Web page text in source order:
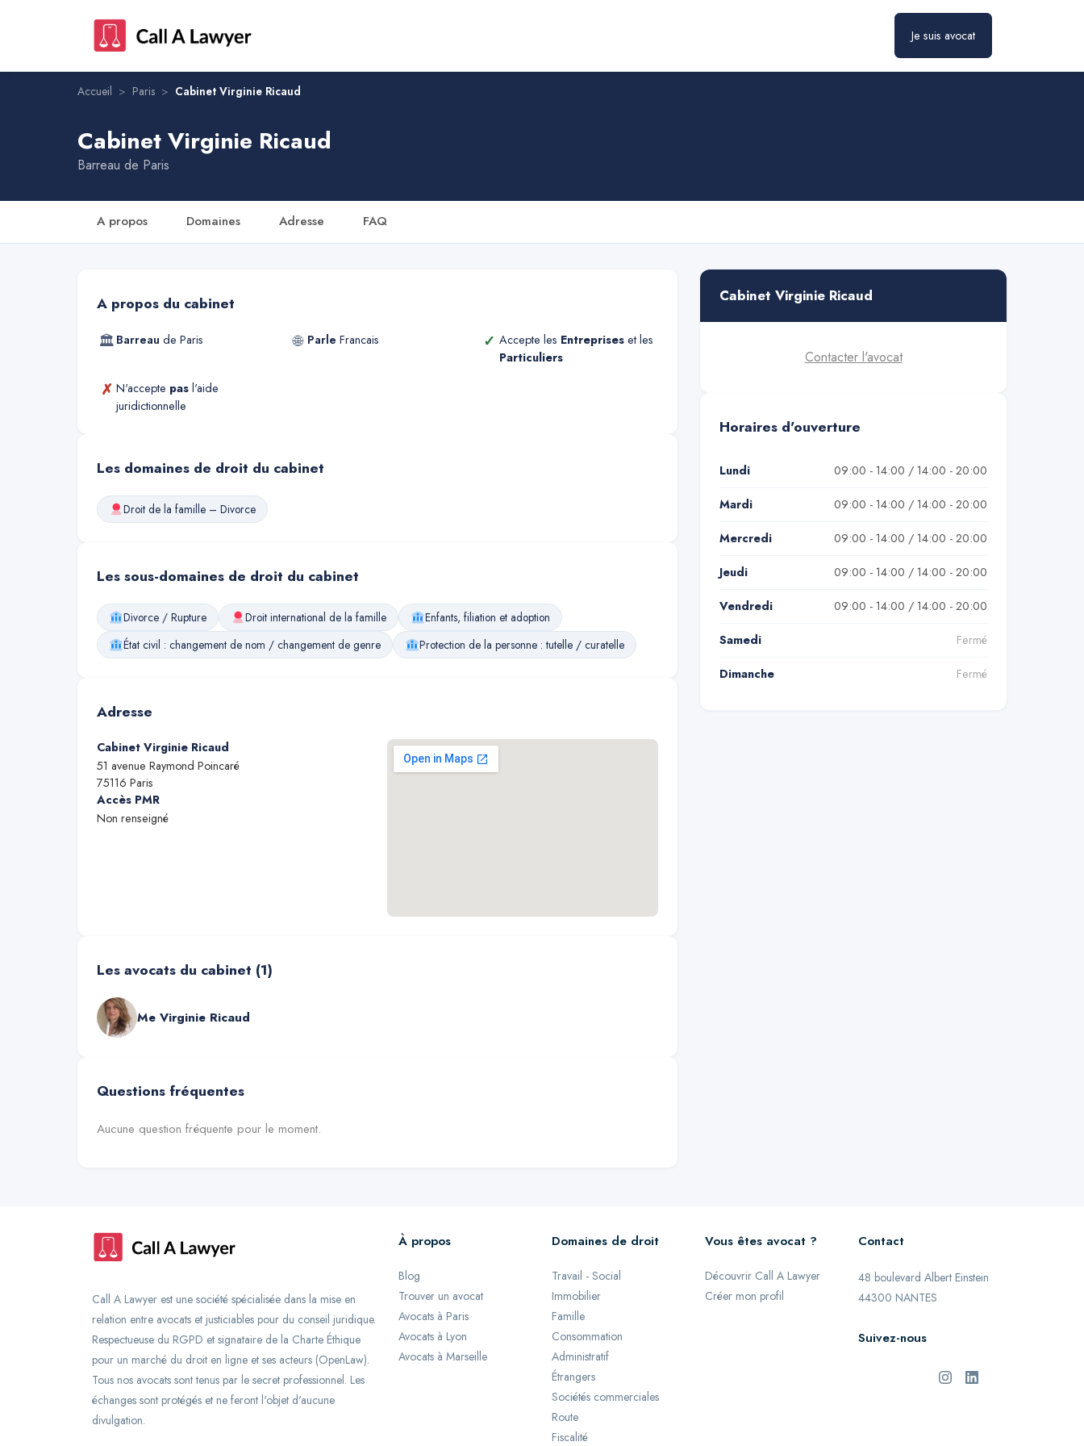
Je suis avocat
Accueil > Paris > Cabinet Virginie Ricaud
Cabinet Virginie Ricaud
Barreau de Paris
A propos Domaines Adresse FAQ
A propos du cabinet
🏛 Barreau de Paris 🌐 Parle Francais ✓ Accepte les Entrepriseset les
Particuliers
✗ N'accepte pas l'aide
juridictionnelle
Les domaines de droit du cabinet
Droit de la famille – Divorce
Les sous-domaines de droit du cabinet
Divorce / Rupture Droit international de la famille
Enfants, filiation et adoption
État civil : changement de nom / changement de genre
Protection de la personne : tutelle / curatelle
Adresse
Cabinet Virginie Ricaud
51 avenue Raymond Poincaré
75116 Paris
Accès PMR
Non renseigné
Les avocats du cabinet (1)
Me Virginie Ricaud
Questions fréquentes
Aucune question fréquente pour le moment.
Cabinet Virginie Ricaud
Contacter l'avocat
Horaires d'ouverture
Lundi 09:00 - 14:00 / 14:00 - 20:00
Mardi 09:00 - 14:00 / 14:00 - 20:00
Mercredi 09:00 - 14:00 / 14:00 - 20:00
Jeudi 09:00 - 14:00 / 14:00 - 20:00
Vendredi 09:00 - 14:00 / 14:00 - 20:00
Samedi Fermé
Dimanche Fermé
Call A Lawyer est une société spécialisée dans la mise en
relation entre avocats et justiciables pour du conseil juridique.
Respectueuse du RGPD et signataire de la Charte Éthique
pour un marché du droit en ligne et ses acteurs (OpenLaw).
Tous nos avocats sont tenus par le secret professionnel. Les
échanges sont protégés et ne feront l'objet d'aucune
divulgation.
À propos
Blog
Trouver un avocat
Avocats à Paris
Avocats à Lyon
Avocats à Marseille
Domaines de droit
Travail - Social
Immobilier
Famille
Consommation
Administratif
Étrangers
Sociétés commerciales
Route
Fiscalité
Vous êtes avocat ?
Découvrir Call A Lawyer
Créer mon profil
Contact
48 boulevard Albert Einstein
44300 NANTES
Suivez-nous